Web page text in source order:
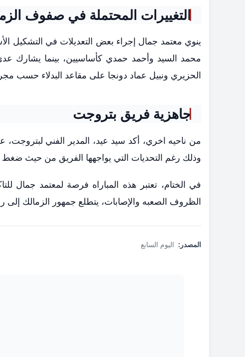
التغييرات المحتملة في صفوف
ينوي معتمد جمال إجراء بعض التعديلات في التشكيل
محمد السيد وأحمد حمدي كأساسيين، بينما يشارك
الحزيري ونبيل عماد دونجا على مقاعد البدلاء حسب
جاهزية فريق بتروجت
من ناحيه اخري، أكد سيد عيد، المدير الفني لبتروجت،
وذلك رغم التحديات التي يواجهها الفريق من حيث ضغط
في الختام، تعتبر هذه المباراه فرصة لمعتمد جمال
الظروف الصعبه والإصابات، يتطلع جمهور الزمالك إلى
المصدر: اليوم السابع